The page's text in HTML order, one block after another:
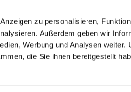
zu personalisieren,
Außerdem geben wir
Werbung und Analysen
die Sie ihnen bereitgestellt
Empfohlenes Zubehör
Tapetenkleister - 2.5 kg